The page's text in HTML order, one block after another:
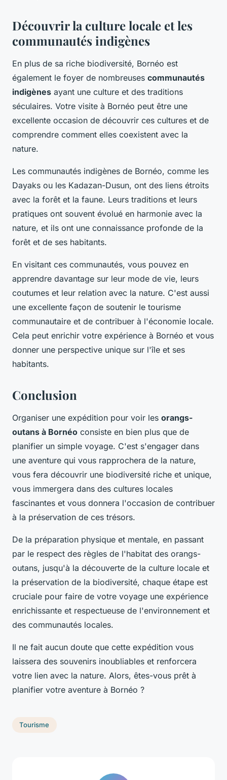
Découvrir la culture locale et les
communautés indigènes
En plus de sa riche biodiversité, Bornéo est
également le foyer de nombreuses communautés
indigènes ayant une culture et des traditions
séculaires. Votre visite à Bornéo peut être une
excellente occasion de découvrir ces cultures et de
comprendre comment elles coexistent avec la
nature.
Les communautés indigènes de Bornéo, comme les
Dayaks ou les Kadazan-Dusun, ont des liens étroits
avec la forêt et la faune. Leurs traditions et leurs
pratiques ont souvent évolué en harmonie avec la
nature, et ils ont une connaissance profonde de la
forêt et de ses habitants.
En visitant ces communautés, vous pouvez en
apprendre davantage sur leur mode de vie, leurs
coutumes et leur relation avec la nature. C'est aussi
une excellente façon de soutenir le tourisme
communautaire et de contribuer à l'économie locale.
Cela peut enrichir votre expérience à Bornéo et vous
donner une perspective unique sur l'île et ses
habitants.
Conclusion
Organiser une expédition pour voir les orangs-
outans à Bornéo consiste en bien plus que de
planifier un simple voyage. C'est s'engager dans
une aventure qui vous rapprochera de la nature,
vous fera découvrir une biodiversité riche et unique,
vous immergera dans des cultures locales
fascinantes et vous donnera l'occasion de contribuer
à la préservation de ces trésors.
De la préparation physique et mentale, en passant
par le respect des règles de l'habitat des orangs-
outans, jusqu'à la découverte de la culture locale et
la préservation de la biodiversité, chaque étape est
cruciale pour faire de votre voyage une expérience
enrichissante et respectueuse de l'environnement et
des communautés locales.
Il ne fait aucun doute que cette expédition vous
laissera des souvenirs inoubliables et renforcera
votre lien avec la nature. Alors, êtes-vous prêt à
planifier votre aventure à Bornéo ?
Tourisme